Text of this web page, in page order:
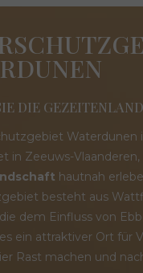
DIE
Waterdunen
in Zeeuws-Vlaanderen,
hautnah
besteht aus
dem Einfluss von
ein attraktiver Ort für
Rast machen und